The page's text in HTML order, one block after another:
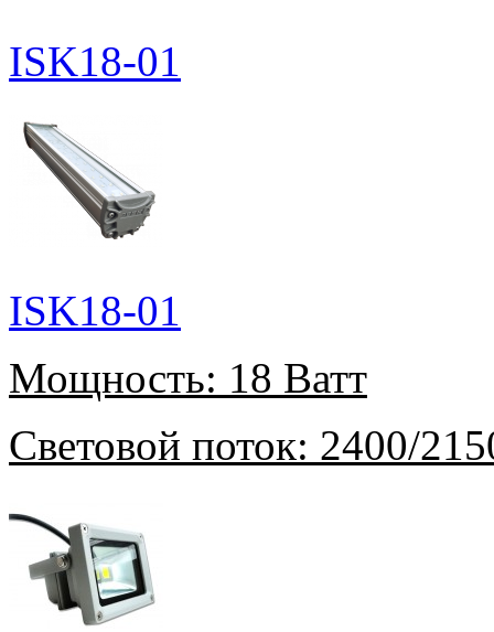
ISK18-01
ISK18-01
Мощность: 18 Ватт
Световой поток: 2400/